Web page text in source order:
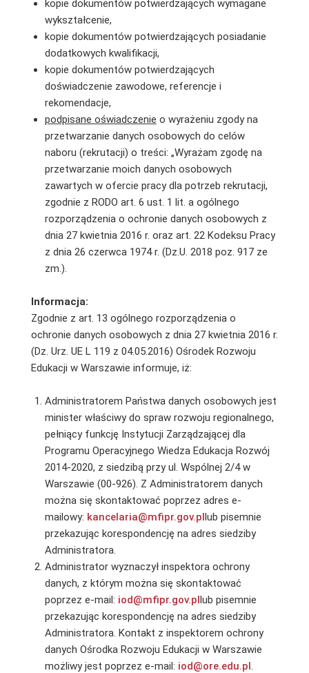
kopie dokumentów potwierdzających wymagane
wykształcenie,
kopie dokumentów potwierdzających posiadanie
dodatkowych kwalifikacji,
kopie dokumentów potwierdzających
doświadczenie zawodowe, referencje i
rekomendacje,
podpisane oświadczenie o wyrażeniu zgody na
przetwarzanie danych osobowych do celów
naboru (rekrutacji) o treści: „Wyrażam zgodę na
przetwarzanie moich danych osobowych
zawartych w ofercie pracy dla potrzeb rekrutacji,
zgodnie z RODO art. 6 ust. 1 lit. a ogólnego
rozporządzenia o ochronie danych osobowych z
dnia 27 kwietnia 2016 r. oraz art. 22 Kodeksu Pracy
z dnia 26 czerwca 1974 r. (Dz.U. 2018 poz. 917 ze
zm.).
Informacja:
Zgodnie z art. 13 ogólnego rozporządzenia o
ochronie danych osobowych z dnia 27 kwietnia 2016 r.
(Dz. Urz. UE L 119 z 04.05.2016) Ośrodek Rozwoju
Edukacji w Warszawie informuje, iż:
Administratorem Państwa danych osobowych jest
minister właściwy do spraw rozwoju regionalnego,
pełniący funkcję Instytucji Zarządzającej dla
Programu Operacyjnego Wiedza Edukacja Rozwój
2014-2020, z siedzibą przy ul. Wspólnej 2/4 w
Warszawie (00-926). Z Administratorem danych
można się skontaktować poprzez adres e-
mailowy: kancelaria@mfipr.gov.pllub pisemnie
przekazując korespondencję na adres siedziby
Administratora.
Administrator wyznaczył inspektora ochrony
danych, z którym można się skontaktować
poprzez e-mail: iod@mfipr.gov.pllub pisemnie
przekazując korespondencję na adres siedziby
Administratora. Kontakt z inspektorem ochrony
danych Ośrodka Rozwoju Edukacji w Warszawie
możliwy jest poprzez e-mail: iod@ore.edu.pl.